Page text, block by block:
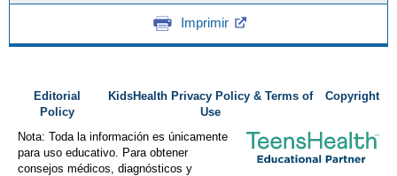
Imprimir
Editorial
Policy
KidsHealth Privacy Policy & Terms of
Use
Copyright
Nota: Toda la información es únicamente
para uso educativo. Para obtener
consejos médicos, diagnósticos y